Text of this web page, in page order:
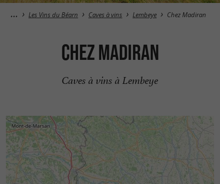
Les Vins du Béarn Caves à vins Lembeye Chez Madiran
Chez Madiran
Caves à vins à Lembeye